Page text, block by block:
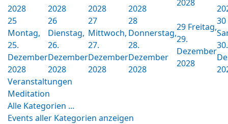
2028
2028
2028
2028
2028
25
Montag,
25.
Dezember
2028
26
Dienstag,
26.
Dezember
2028
27
Mittwoch,
27.
Dezember
2028
28
Donnerstag,
28.
Dezember
2028
29 Freitag,
29.
Dezember
2028
30
30.
Veranstaltungen
Meditation
Alle Kategorien ...
Events aller Kategorien anzeigen